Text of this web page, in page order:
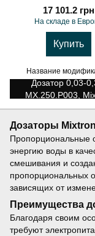
17 101.2 грн
На складе в
Купить
Название
Дозатор 0,03-
MX.250.P003,
Дозаторы Mixtron
Пропорциональные
энергию воды в
смешивания и
пропорциональных
зависящих от
Преимущества
Благодаря своим
требуют